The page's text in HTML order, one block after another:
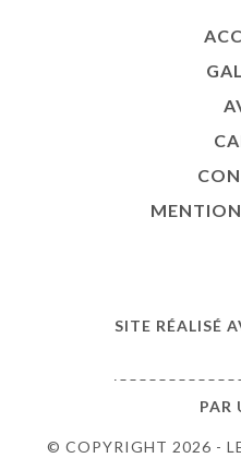
© COPYRIGHT 2026 -
SITE RÉALISÉ
PAR